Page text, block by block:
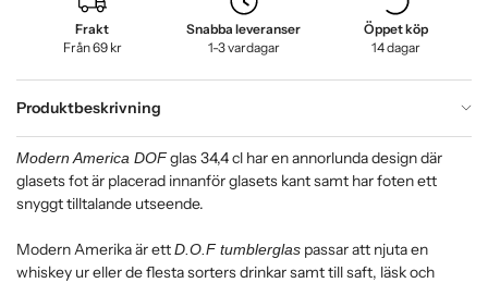
Frakt
Från 69 kr
Snabba leveranser
1-3 vardagar
Öppet köp
14 dagar
Produktbeskrivning
Modern America DOFglas 34,4 cl har en annorlunda design där
glasets fot är placerad innanför glasets kant samt har foten ett
snyggt tilltalande utseende.
Modern Amerika är ettD.O.F tumblerglas passar att njuta en
whiskey ur eller de flesta sorters drinkar samt till saft, läsk och